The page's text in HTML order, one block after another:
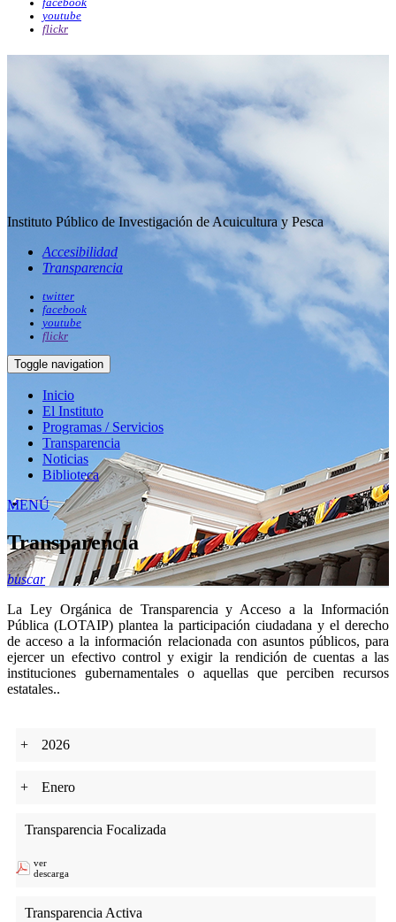
facebook
youtube
flickr
Instituto Público de Investigación de Acuicultura y Pesca
Accesibilidad
Transparencia
twitter
facebook
youtube
flickr
Toggle navigation
Inicio
El Instituto
Programas / Servicios
Transparencia
Noticias
Biblioteca
MENÚ
Transparencia
buscar
La Ley Orgánica de Transparencia y Acceso a la Información
Pública (LOTAIP) plantea la participación ciudadana y el derecho
de acceso a la información relacionada con asuntos públicos, para
ejercer un efectivo control y exigir la rendición de cuentas a las
instituciones gubernamentales o aquellas que perciben recursos
estatales..
+ 2026
+ Enero
Transparencia Focalizada
ver
descarga
Transparencia Activa